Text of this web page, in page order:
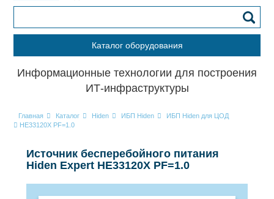
Каталог оборудования
Информационные технологии для построения
ИТ-инфраструктуры
Главная Каталог Hiden ИБП Hiden
ИБП Hiden для ЦОД
HE33120X PF=1.0
Источник бесперебойного питания
Hiden Expert HE33120X PF=1.0